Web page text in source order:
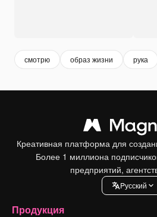
смотрю образ жизни рука
Креативная платформа для
Более 1 миллиона
предприятий,
Pусский
Продукция